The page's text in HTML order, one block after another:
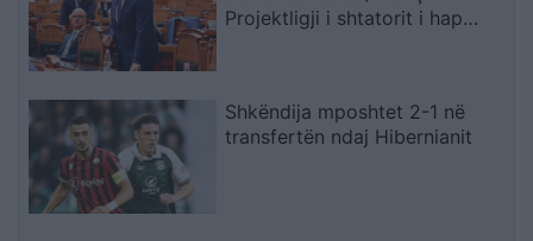
Projektligji i shtatorit i hap
Shkëndija mposhtet 2-1 në
transfertën ndaj Hibernianit